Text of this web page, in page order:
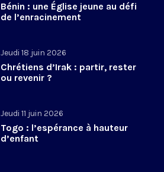
Bénin : une Église jeune au défi
de l’enracinement
Jeudi 18 juin 2026
Chrétiens d’Irak : partir, rester
ou revenir ?
Jeudi 11 juin 2026
Togo : l’espérance à hauteur
d’enfant